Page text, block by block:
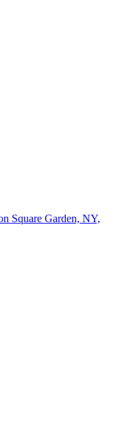
Square Garden, NY,